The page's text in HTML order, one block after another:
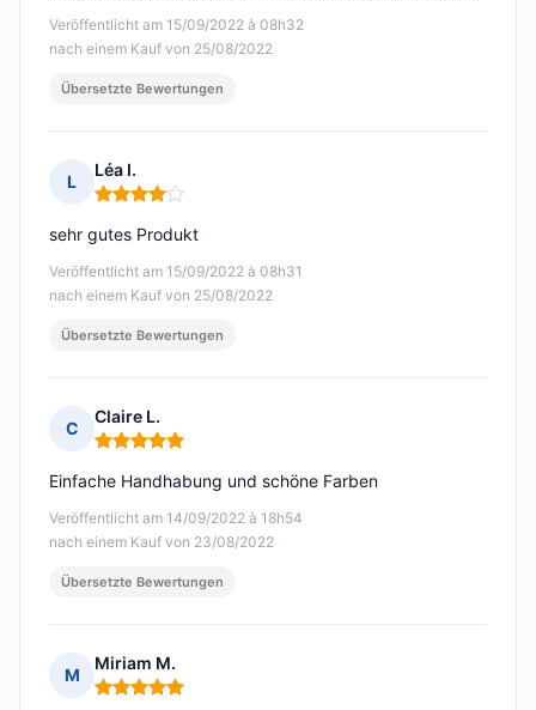
Veröffentlicht am 15/09/2022 à 08h32
nach einem Kauf von 25/08/2022
Übersetzte Bewertungen
L
Léa I.
Hinweis: 4 von 5
Veröffentlicht am 15/09/2022 à 08h31
nach einem Kauf von 25/08/2022
sehr gutes Produkt
Übersetzte Bewertungen
C
Claire L.
Hinweis: 5 von 5
Veröffentlicht am 14/09/2022 à 18h54
nach einem Kauf von 23/08/2022
Einfache Handhabung und schöne Farben
Übersetzte Bewertungen
M
Miriam M.
Hinweis: 5 von 5